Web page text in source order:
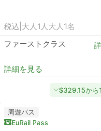
税込 大人1人 大人1名
ファーストクラス
詳細を見る
$329.15から
周遊パス
EuRail Pass